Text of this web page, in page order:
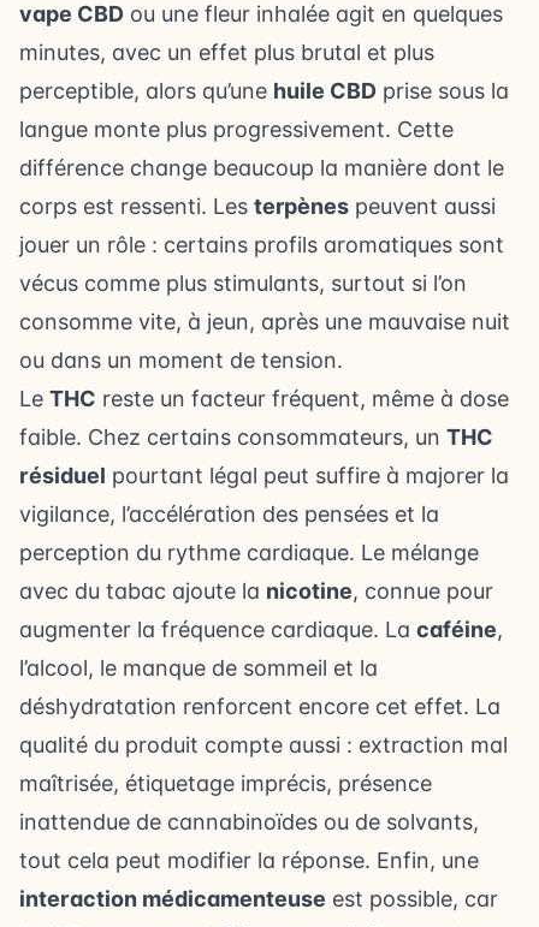
vape CBD ou une fleur inhalée agit en quelques
minutes, avec un effet plus brutal et plus
perceptible, alors qu’une huile CBD prise sous la
langue monte plus progressivement. Cette
différence change beaucoup la manière dont le
corps est ressenti. Les terpènes peuvent aussi
jouer un rôle : certains profils aromatiques sont
vécus comme plus stimulants, surtout si l’on
consomme vite, à jeun, après une mauvaise nuit
ou dans un moment de tension.
Le THC reste un facteur fréquent, même à dose
faible. Chez certains consommateurs, un THC
résiduel pourtant légal peut suffire à majorer la
vigilance, l’accélération des pensées et la
perception du rythme cardiaque. Le mélange
avec du tabac ajoute la nicotine, connue pour
augmenter la fréquence cardiaque. La caféine,
l’alcool, le manque de sommeil et la
déshydratation renforcent encore cet effet. La
qualité du produit compte aussi : extraction mal
maîtrisée, étiquetage imprécis, présence
inattendue de cannabinoïdes ou de solvants,
tout cela peut modifier la réponse. Enfin, une
interaction médicamenteuse est possible, car